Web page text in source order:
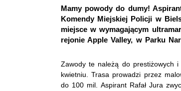
Mamy powody do dumy!
Komendy Miejskiej Policji w
miejsce w wymagającym
rejonie Apple Valley, w Parku
Zawody te należą do prestiżowych
kwietniu. Trasa prowadzi przez
do 100 mil. Aspirant Rafał Jura